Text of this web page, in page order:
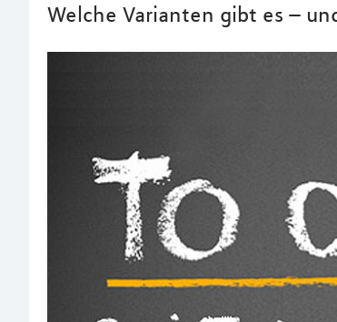
Welche Varianten gibt es –